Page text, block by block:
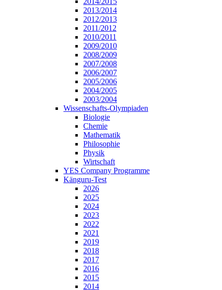
2013/2014
2012/2013
2011/2012
2010/2011
2009/2010
2008/2009
2007/2008
2006/2007
2005/2006
2004/2005
2003/2004
Wissenschafts-Olympiaden
Biologie
Chemie
Mathematik
Philosophie
Physik
Wirtschaft
YES Company Programme
Känguru-Test
2026
2025
2024
2023
2022
2021
2019
2018
2017
2016
2015
2014